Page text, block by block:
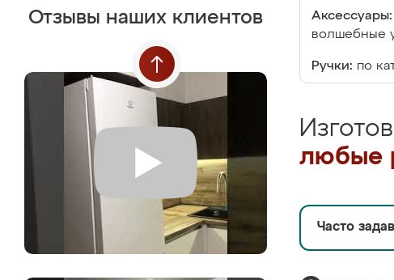
Отзывы наших клиентов Аксессуары:
волшебные
Ручки: по
любые
Часто